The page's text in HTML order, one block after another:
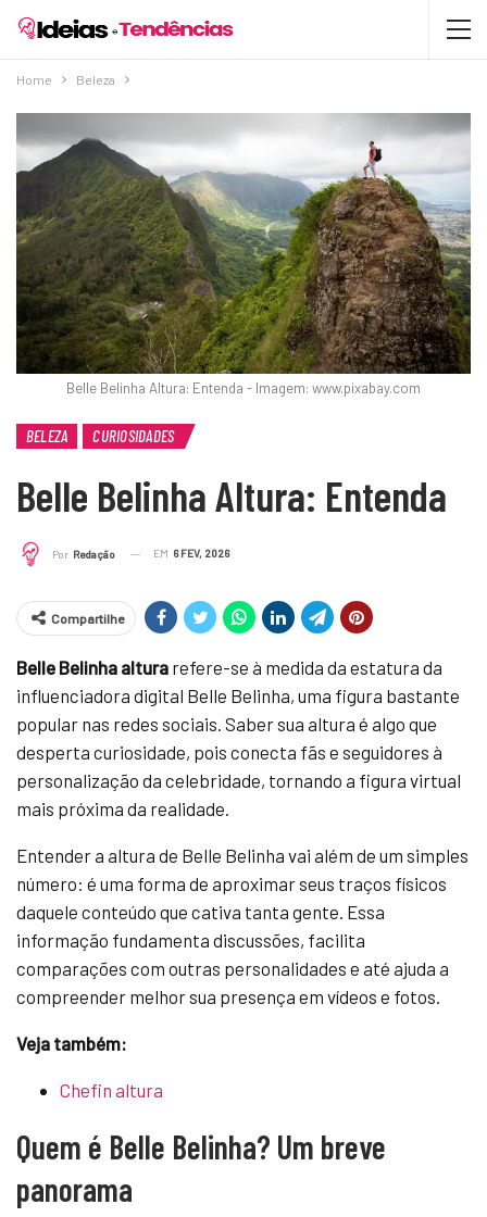
Home Beleza
Belle Belinha Altura: Entenda - Imagem: www.pixabay.com
BELEZA CURIOSIDADES
Belle Belinha Altura: Entenda
Por Redação EM 6 FEV, 2026
Compartilhe
Belle Belinha altura refere-se à medida da estatura da
influenciadora digital Belle Belinha, uma figura bastante
popular nas redes sociais. Saber sua altura é algo que
desperta curiosidade, pois conecta fãs e seguidores à
personalização da celebridade, tornando a figura virtual
mais próxima da realidade.
Entender a altura de Belle Belinha vai além de um simples
número: é uma forma de aproximar seus traços físicos
daquele conteúdo que cativa tanta gente. Essa
informação fundamenta discussões, facilita
comparações com outras personalidades e até ajuda a
compreender melhor sua presença em vídeos e fotos.
Veja também:
Chefin altura
Quem é Belle Belinha? Um breve
panorama